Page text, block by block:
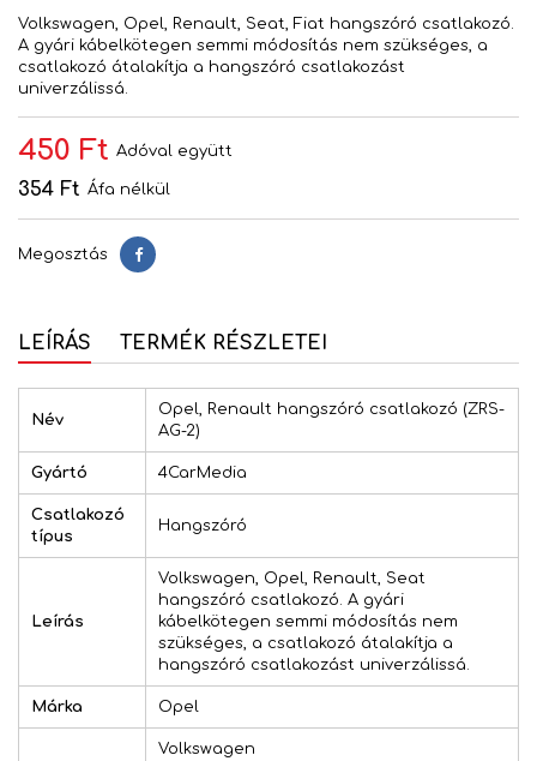
Volkswagen, Opel, Renault, Seat, Fiat hangszóró csatlakozó.
A gyári kábelkötegen semmi módosítás nem szükséges, a
csatlakozó átalakítja a hangszóró csatlakozást
univerzálissá.
450 Ft Adóval együtt
354 Ft Áfa nélkül
Megosztás Megosztás
LEÍRÁS TERMÉK RÉSZLETEI
Név
Opel, Renault hangszóró csatlakozó (ZRS-
AG-2)
Gyártó 4CarMedia
Csatlakozó
típus
Hangszóró
Leírás
Volkswagen, Opel, Renault, Seat
hangszóró csatlakozó. A gyári
kábelkötegen semmi módosítás nem
szükséges, a csatlakozó átalakítja a
hangszóró csatlakozást univerzálissá.
Márka Opel
Volkswagen